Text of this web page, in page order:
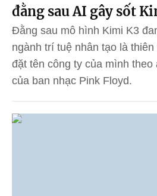
đằng sau AI gây sốt
Đằng sau mô hình Kimi K3
ngành trí tuệ nhân tạo là
đặt tên công ty của mình theo
của ban nhạc Pink Floyd.